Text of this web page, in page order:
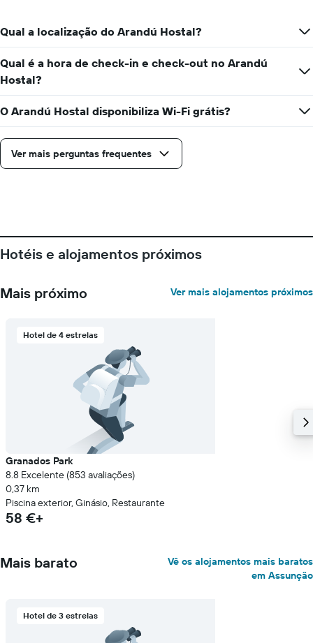
Qual a localização do Arandú Hostal?
Qual é a hora de check-in e check-out no Arandú
Hostal?
O Arandú Hostal disponibiliza Wi-Fi grátis?
Ver mais perguntas frequentes
Hotéis e alojamentos próximos
Mais próximo Ver mais alojamentos próximos
Hotel de 4 estrelas
Granados Park
8.8 Excelente (853 avaliações)
0,37 km
Piscina exterior, Ginásio, Restaurante
58 €+
Mais barato
Vê os alojamentos mais baratos
em Assunção
Hotel de 3 estrelas